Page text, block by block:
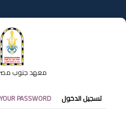
إلى
المحتوى
معهد جنوب مصر
التبويبات
الأساسية
تسجيل الدخول PASSWORD